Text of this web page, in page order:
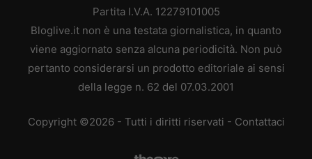
Partita I.V.A. 12279101005
Bloglive.it non è una testata giornalistica, in quanto
viene aggiornato senza alcuna periodicità. Non può
pertanto considerarsi un prodotto editoriale ai sensi
della legge n. 62 del 07.03.2001
Copyright ©2026 - Tutti i diritti riservati - Contattaci